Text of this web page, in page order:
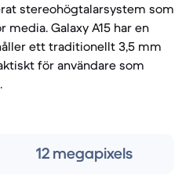
stereohögtalarsystem som
Galaxy A15 har en
ett traditionellt 3,5 mm
för användare som
12 megapixels